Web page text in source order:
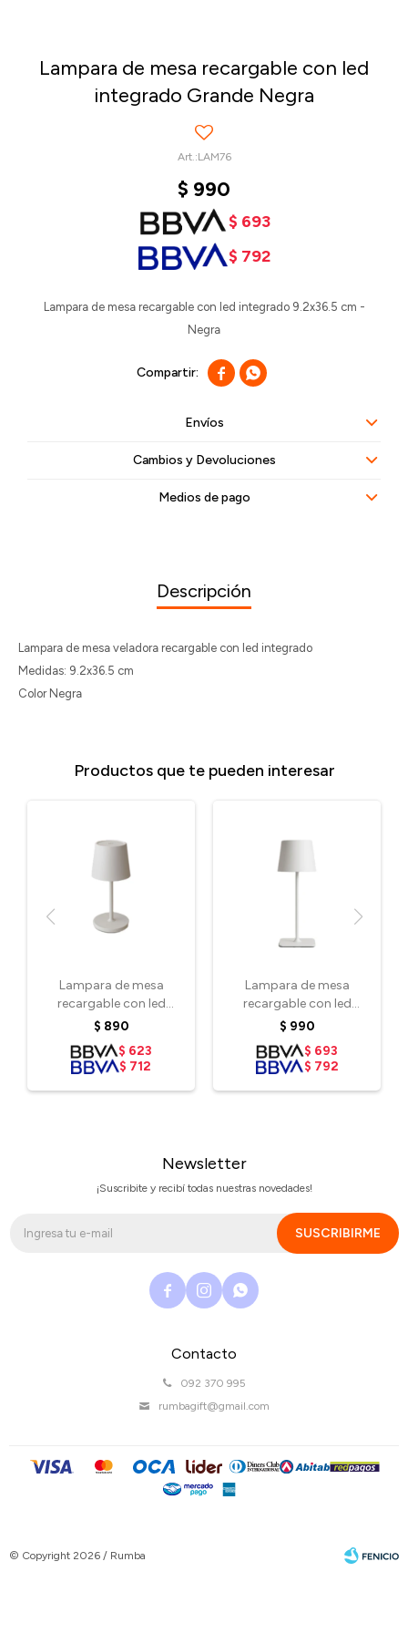
Lampara de mesa recargable con led
integrado Grande Negra
LAM76
$ 990
$ 693
$ 792
Lampara de mesa recargable con led integrado 9.2x36.5 cm -
Negra
 
Envíos
Cambios y Devoluciones
Medios de pago
Descripción
Lampara de mesa veladora recargable con led integrado
Medidas: 9.2x36.5 cm
Color Negra
Productos que te pueden interesar
Lampara de mesa
recargable con led
integrado chica
$ 890
$ 623
$ 712
Lampara de mesa
recargable con led
integrado grande Blanca
$ 990
$ 693
$ 792
Contacto
092 370 995
rumbagift@gmail.com
Newsletter
¡Suscribite y recibí todas nuestras novedades!
SUSCRIBIRME
  
© Copyright 2026 / Rumba